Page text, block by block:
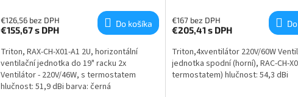
€126,56 bez DPH
€155,67s DPH
Do košíka
Triton, RAX-CH-X01-A1 2U, horizontální
ventilační jednotka do 19" racku 2x
Ventilátor - 220V/46W, s termostatem
hlučnost: 51,9 dBi barva: černá
€167 bez DPH
€205,41 s DPH
Triton,4xventilátor 220V/60W
jednotka spodní (horní), RAC-CH-
termostatem) hlučnost: 54,3 dBi